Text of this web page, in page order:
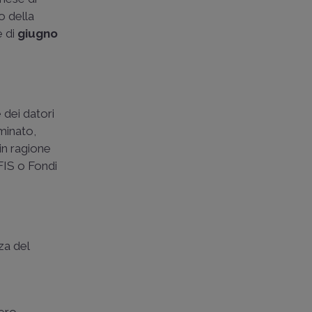
della
di giugno
dei datori
ragione
o Fondi
del